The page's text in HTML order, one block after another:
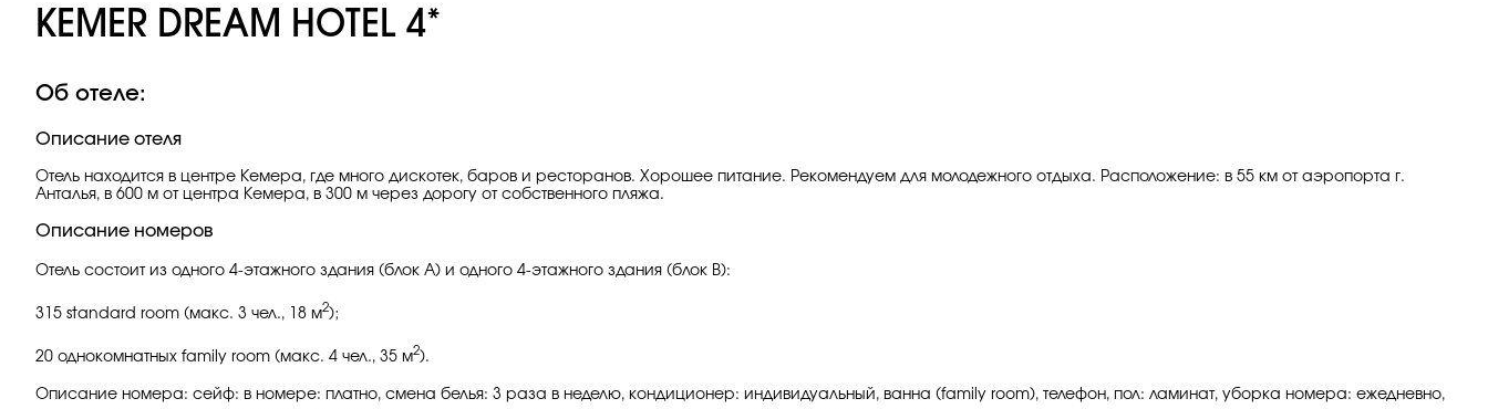
KEMER DREAM HOTEL 4*
Об отеле:
Описание отеля
Отель находится в центре Кемера, где много дискотек, баров и ресторанов. Хорошее питание. Рекомендуем для молодежного отдыха. Расположение: в 55 км от аэропорта г.
Анталья, в 600 м от центра Кемера, в 300 м через дорогу от собственного пляжа.
Описание номеров
Отель состоит из одного 4-этажного здания (блок А) и одного 4-этажного здания (блок В):
315 standard room (макс. 3 чел., 18 м2);
20 однокомнатных family room (макс. 4 чел., 35 м2).
Описание номера: сейф: в номере: платно, смена белья: 3 раза в неделю, кондиционер: индивидуальный, ванна (family room), телефон, пол: ламинат, уборка номера: ежедневно,